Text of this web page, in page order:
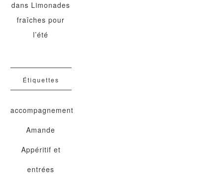
dans Limonades
fraîches pour
l’été
Étiquettes
accompagnement
Amande
Appéritif et
entrées